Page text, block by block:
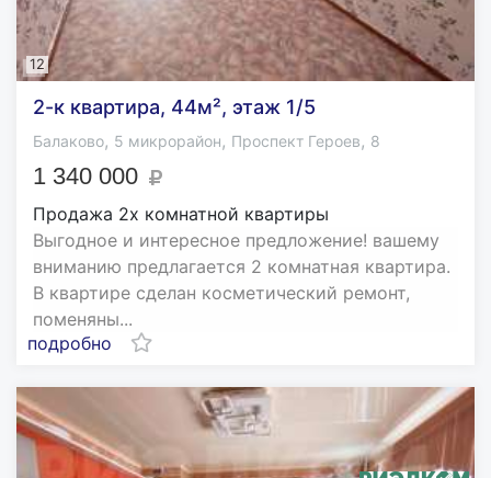
12
2-к квартира, 44м², этаж 1/5
Балаково, 5 микрорайон, Проспект Героев, 8
1 340 000
Продажа 2х комнатной квартиры
Выгодное и интересное предложение! вашему
вниманию предлагается 2 комнатная квартира.
В квартире сделан косметический ремонт,
поменяны...
подробно